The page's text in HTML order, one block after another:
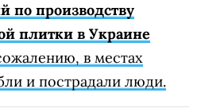
по производству
плитки в Украине
в местах
и пострадали люди.